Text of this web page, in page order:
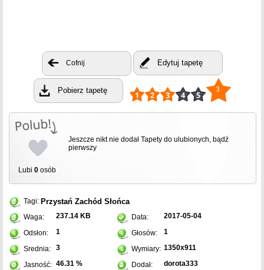
Cofnij Edytuj tapetę
Pobierz tapetę 3
Lubi 0 osób
Jeszcze nikt nie dodał Tapety do ulubionych, bądź
pierwszy
Tagi: Przystań Zachód Słońca
Waga: 237.14 KB Data: 2017-05-04
Odsłon: 1 Głosów: 1
Srednia: 3 Wymiary: 1350x911
Jasność: 46.31 % Dodał: dorota333